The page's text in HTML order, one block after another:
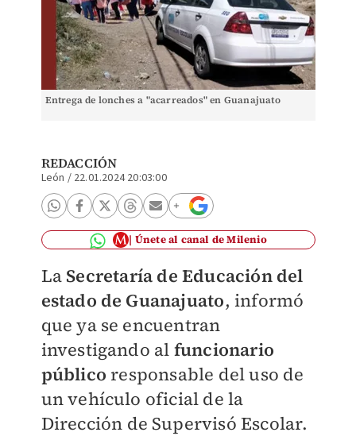
Entrega de lonches a "acarreados" en Guanajuato
REDACCIÓN
León / 22.01.2024 20:03:00
Únete al canal de Milenio
La Secretaría de Educación del
estado de Guanajuato, informó
que ya se encuentran
investigando al funcionario
público responsable del uso de
un vehículo oficial de la
Dirección de Supervisó Escolar.